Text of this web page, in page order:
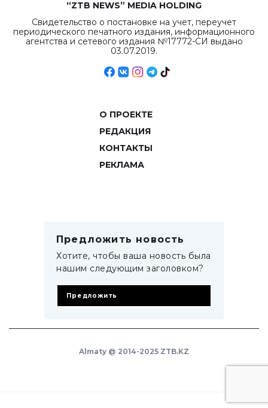
“ZTB NEWS” MEDIA HOLDING
Свидетельство о постановке на учет, переучет
периодического печатного издания, информационного
агентства и сетевого издания №17772-СИ выдано
03.07.2019.
О ПРОЕКТЕ
РЕДАКЦИЯ
КОНТАКТЫ
РЕКЛАМА
Предложить новость
Хотите, чтобы ваша новость была
нашим следующим заголовком?
Предложить
Almaty @ 2014-2025 ZTB.KZ